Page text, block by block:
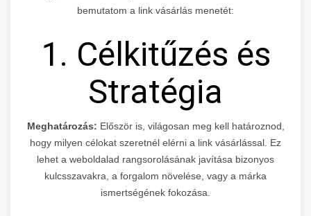
bemutatom a link vásárlás menetét:
1. Célkitűzés és
Stratégia
Meghatározás: Először is, világosan meg kell határoznod,
hogy milyen célokat szeretnél elérni a link vásárlással. Ez
lehet a weboldalad rangsorolásának javítása bizonyos
kulcsszavakra, a forgalom növelése, vagy a márka
ismertségének fokozása.